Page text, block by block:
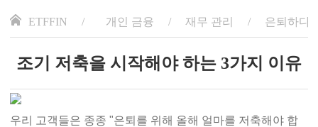
ETFFIN 개인 금융 재무 관리 은퇴하다
조기 저축을 시작해야 하는 3가지 이유
우리 고객들은 종종 "은퇴를 위해 올해 얼마를 저축해야 합